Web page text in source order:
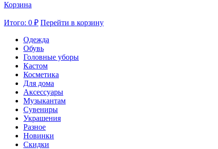
Корзина
Итого: 0 ₽ Перейти в корзину
Одежда
Обувь
Головные уборы
Кастом
Косметика
Для дома
Аксессуары
Музыкантам
Сувениры
Украшения
Разное
Новинки
Скидки